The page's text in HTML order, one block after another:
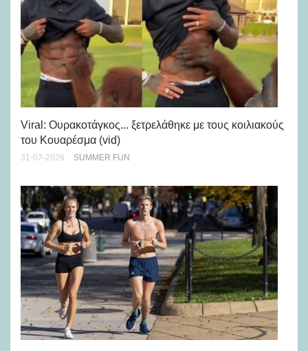
Viral: Ουρακοτάγκος... ξετρελάθηκε με τους κοιλιακούς
του Κουαρέσμα (vid)
31-07-2026 SUMMER FUN